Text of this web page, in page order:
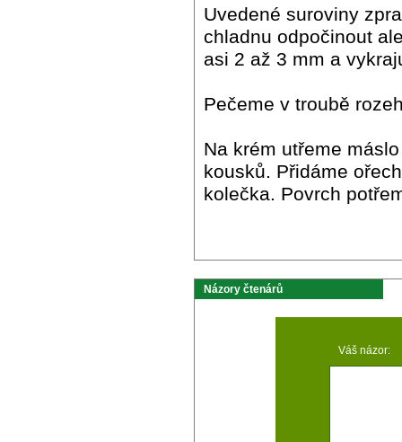
Uvedené suroviny
chladnu odpočinout
asi 2 až 3 mm a
Pečeme v troubě
Na krém utřeme
kousků. Přidáme
kolečka. Povrch
Názory čtenárů
Váš názor: